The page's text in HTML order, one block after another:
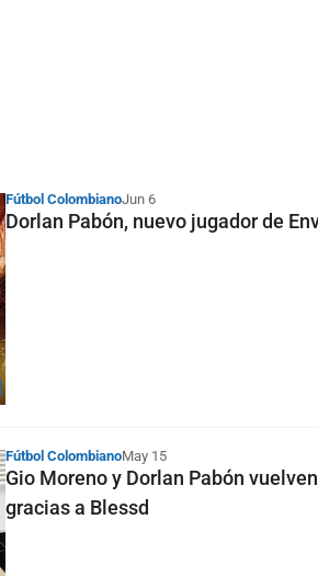
Fútbol ColombianoJun 6
Dorlan Pabón, nuevo jugador de
Fútbol ColombianoMay 15
Gio Moreno y Dorlan Pabón
gracias a Blessd